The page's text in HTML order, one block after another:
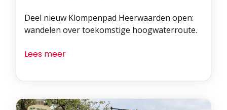
Deel nieuw Klompenpad Heerwaarden open:
wandelen over toekomstige hoogwaterroute.
Lees meer